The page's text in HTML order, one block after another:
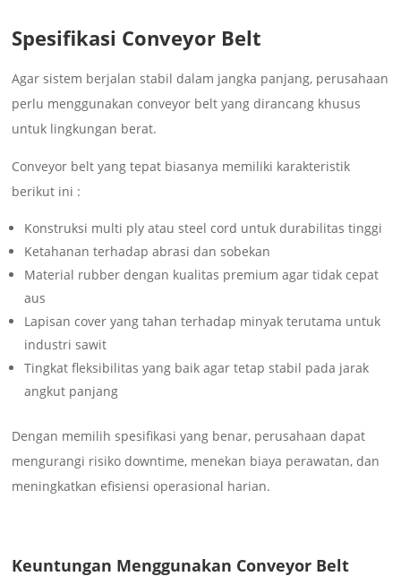
Spesifikasi Conveyor Belt
Agar sistem berjalan stabil dalam jangka panjang, perusahaan
perlu menggunakan conveyor belt yang dirancang khusus
untuk lingkungan berat.
Conveyor belt yang tepat biasanya memiliki karakteristik
berikut ini :
Konstruksi multi ply atau steel cord untuk durabilitas tinggi
Ketahanan terhadap abrasi dan sobekan
Material rubber dengan kualitas premium agar tidak cepat
aus
Lapisan cover yang tahan terhadap minyak terutama untuk
industri sawit
Tingkat fleksibilitas yang baik agar tetap stabil pada jarak
angkut panjang
Dengan memilih spesifikasi yang benar, perusahaan dapat
mengurangi risiko downtime, menekan biaya perawatan, dan
meningkatkan efisiensi operasional harian.
Keuntungan Menggunakan Conveyor Belt